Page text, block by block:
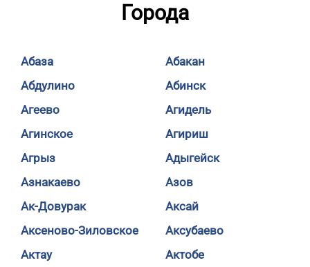
Города
Абаза
Абакан
Абдулино
Абинск
Агеево
Агидель
Агинское
Агириш
Агрыз
Адыгейск
Азнакаево
Азов
Ак-Довурак
Аксай
Аксеново-Зиловское
Аксубаево
Актау
Актобе